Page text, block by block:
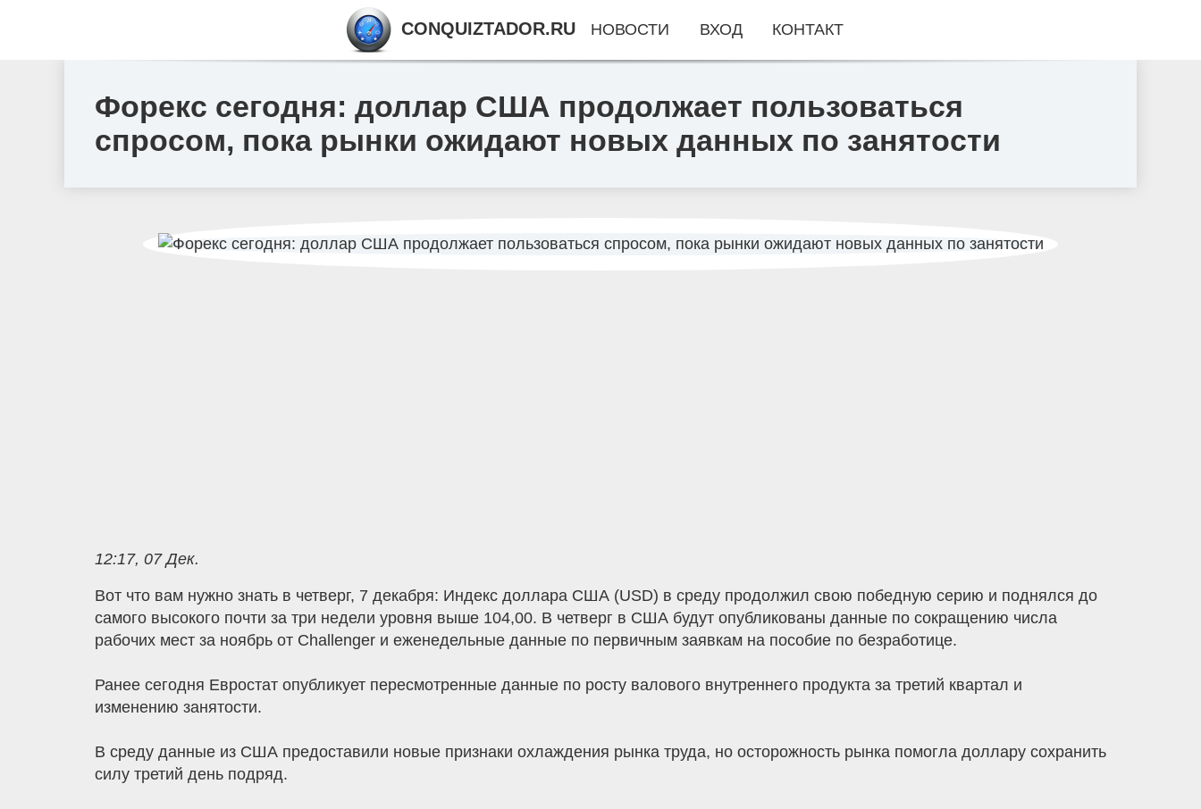
Форекс сегодня: доллар США продолжает пользоваться
спросом, пока рынки ожидают новых данных по занятости
12:17, 07 Дек.
Вот что вам нужно знать в четверг, 7 декабря: Индекс доллара США (USD) в среду продолжил свою победную серию и поднялся до
самого высокого почти за три недели уровня выше 104,00. В четверг в США будут опубликованы данные по сокращению числа
рабочих мест за ноябрь от Challenger и еженедельные данные по первичным заявкам на пособие по безработице.
Ранее сегодня Евростат опубликует пересмотренные данные по росту валового внутреннего продукта за третий квартал и
изменению занятости.
В среду данные из США предоставили новые признаки охлаждения рынка труда, но осторожность рынка помогла доллару сохранить
силу третий день подряд.
CONQUIZTADOR.RU НОВОСТИ ВХОД КОНТАКТ